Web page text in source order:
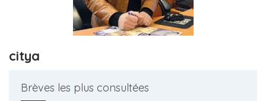
citya
Brèves les plus consultées